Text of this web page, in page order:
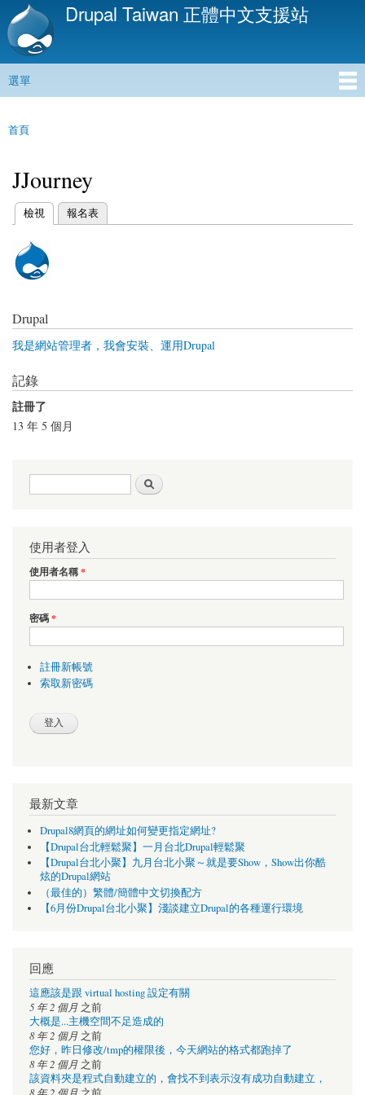
移
內
Drupal Taiwan 正體中文支援站
主選單
選單
您在這裡
首頁
JJourney
主要索引標籤
檢視
(作用中頁籤) 報名表
Drupal
我是網站管理者，我會安裝、運用Drupal
記錄
註冊了
13 年 5 個月
搜尋表單
使用者登入
使用者名稱*
密碼*
註冊新帳號
索取新密碼
最新文章
Drupal8網頁的網址如何變更指定網址?
【Drupal台北輕鬆聚】一月台北Drupal輕鬆聚
【Drupal台北小聚】九月台北小聚～就是要Show，Show出你酷
炫的Drupal網站
（最佳的）繁體/簡體中文切換配方
【6月份Drupal台北小聚】淺談建立Drupal的各種運行環境
回應
這應該是跟 virtual hosting 設定有關
5 年 2 個月 之前
大概是...主機空間不足造成的
8 年 2 個月 之前
您好，昨日修改/tmp的權限後，今天網站的格式都跑掉了
8 年 2 個月 之前
該資料夾是程式自動建立的，會找不到表示沒有成功自動建立，
8 年 2 個月